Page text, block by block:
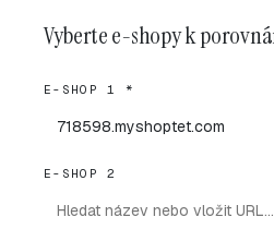
Vyberte e-shopy k
E-SHOP 1 *
E-SHOP 2